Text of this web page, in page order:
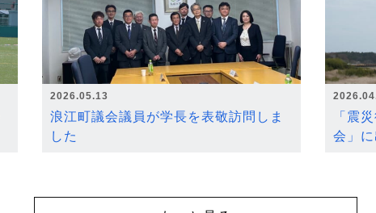
2026.05.13
浪江町議会議員が学長を表敬訪問しま
した
「震
会」